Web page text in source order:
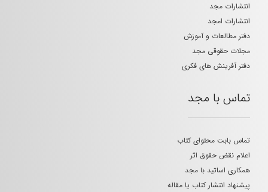
انتشارات مجد
انتشارات امجد
دفتر مطالعات و آموزش
مجلات حقوقی مجد
دفتر آفرینش های فکری
تماس با مجد
تماس بابت محتوای کتاب
اعلام نقض حقوق اثر
همکاری اساتید با مجد
پیشنهاد انتشار کتاب یا مقاله